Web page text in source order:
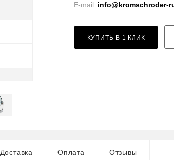
E-mail: info@kromschroder-
КУПИТЬ В 1 КЛИК
Доставка Оплата Отзывы